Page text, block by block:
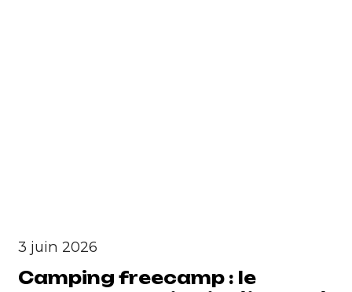
3 juin 2026
Camping freecamp : le